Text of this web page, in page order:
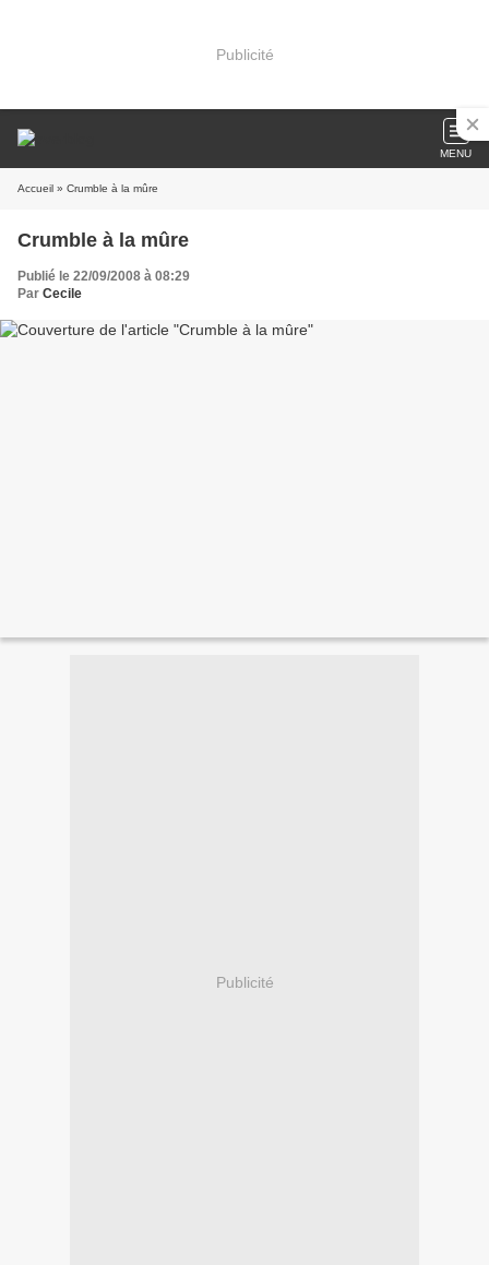
Publicité
MENU
Accueil » Crumble à la mûre
Crumble à la mûre
Publié le 22/09/2008 à 08:29
Par Cecile
Publicité